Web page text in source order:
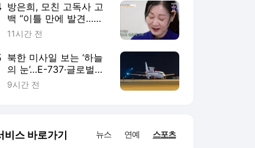
방은희, 모친 고독사 고
백 “이틀 만에 발견…평
생 죄책감”
11시간 전
북한 미사일 보는 ‘하늘
의 눈’…E-737·글로벌호
크에 경고등 [박수찬의
9시간 전
비스 바로가기 뉴스 연예 스포츠